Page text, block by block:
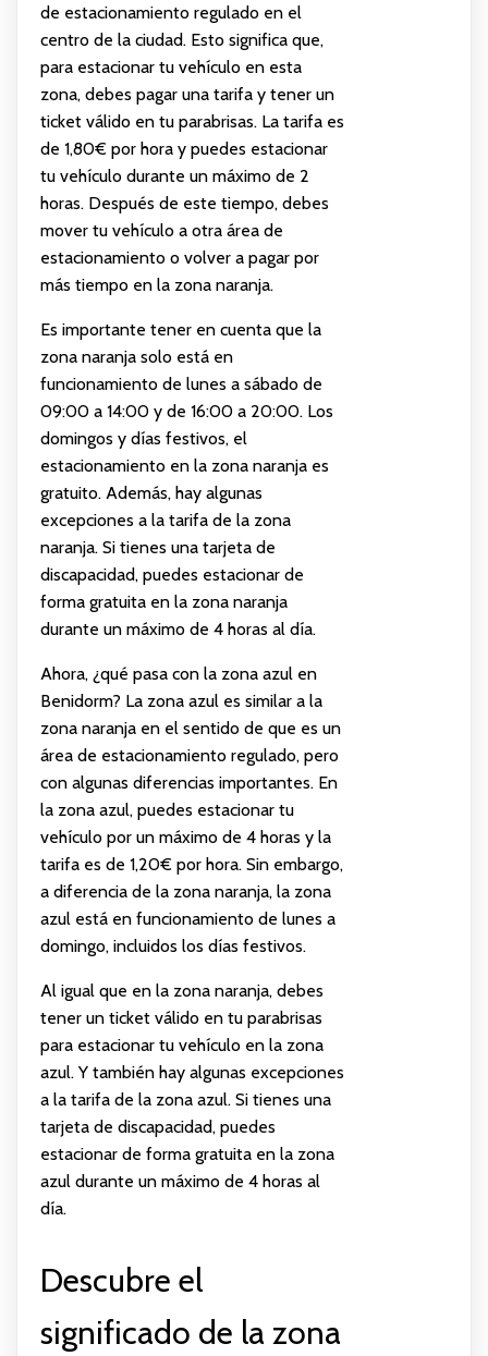
de estacionamiento regulado en el
centro de la ciudad. Esto significa que,
para estacionar tu vehículo en esta
zona, debes pagar una tarifa y tener un
ticket válido en tu parabrisas. La tarifa es
de 1,80€ por hora y puedes estacionar
tu vehículo durante un máximo de 2
horas. Después de este tiempo, debes
mover tu vehículo a otra área de
estacionamiento o volver a pagar por
más tiempo en la zona naranja.
Es importante tener en cuenta que la
zona naranja solo está en
funcionamiento de lunes a sábado de
09:00 a 14:00 y de 16:00 a 20:00. Los
domingos y días festivos, el
estacionamiento en la zona naranja es
gratuito. Además, hay algunas
excepciones a la tarifa de la zona
naranja. Si tienes una tarjeta de
discapacidad, puedes estacionar de
forma gratuita en la zona naranja
durante un máximo de 4 horas al día.
Ahora, ¿qué pasa con la zona azul en
Benidorm? La zona azul es similar a la
zona naranja en el sentido de que es un
área de estacionamiento regulado, pero
con algunas diferencias importantes. En
la zona azul, puedes estacionar tu
vehículo por un máximo de 4 horas y la
tarifa es de 1,20€ por hora. Sin embargo,
a diferencia de la zona naranja, la zona
azul está en funcionamiento de lunes a
domingo, incluidos los días festivos.
Al igual que en la zona naranja, debes
tener un ticket válido en tu parabrisas
para estacionar tu vehículo en la zona
azul. Y también hay algunas excepciones
a la tarifa de la zona azul. Si tienes una
tarjeta de discapacidad, puedes
estacionar de forma gratuita en la zona
azul durante un máximo de 4 horas al
día.
Descubre el
significado de la zona